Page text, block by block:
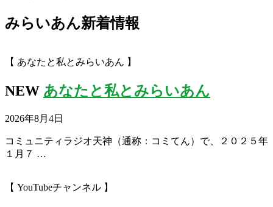
みらいあん新着情報
【 あなたと私とみらいあん 】
NEW あなたと私とみらいあん
2026年8月4日
コミュニティラジオ天神（通称：コミてん）で、２０２５年
１月７ …
【 YouTubeチャンネル 】